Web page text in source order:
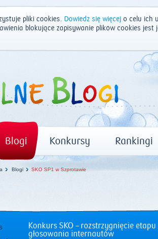
pliki cookies. Dowiedz się więcej o celu ich
blokujące zapisywanie plików cookies
Blogi Konkursy Rankingi
Blogi SKO SP1 w Szprotawie
Konkurs SKO – rozstrzygnięcie
głosowania internautów